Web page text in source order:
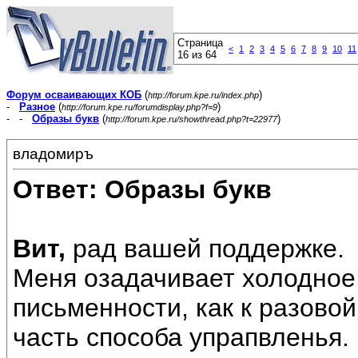
Страница
16 из 64
< 1 2 3 4 5 6 7 8 9 10 11
Форум осваивающих КОБ (http://forum.kpe.ru/index.php)
-
Разное (http://forum.kpe.ru/forumdisplay.php?f=9)
- - Образы букв (http://forum.kpe.ru/showthread.php?t=22977)
владомиръ
Ответ: Образы букв
Вит, рад вашей поддержке.
Меня озадачивает
письменности, как к
часть способа